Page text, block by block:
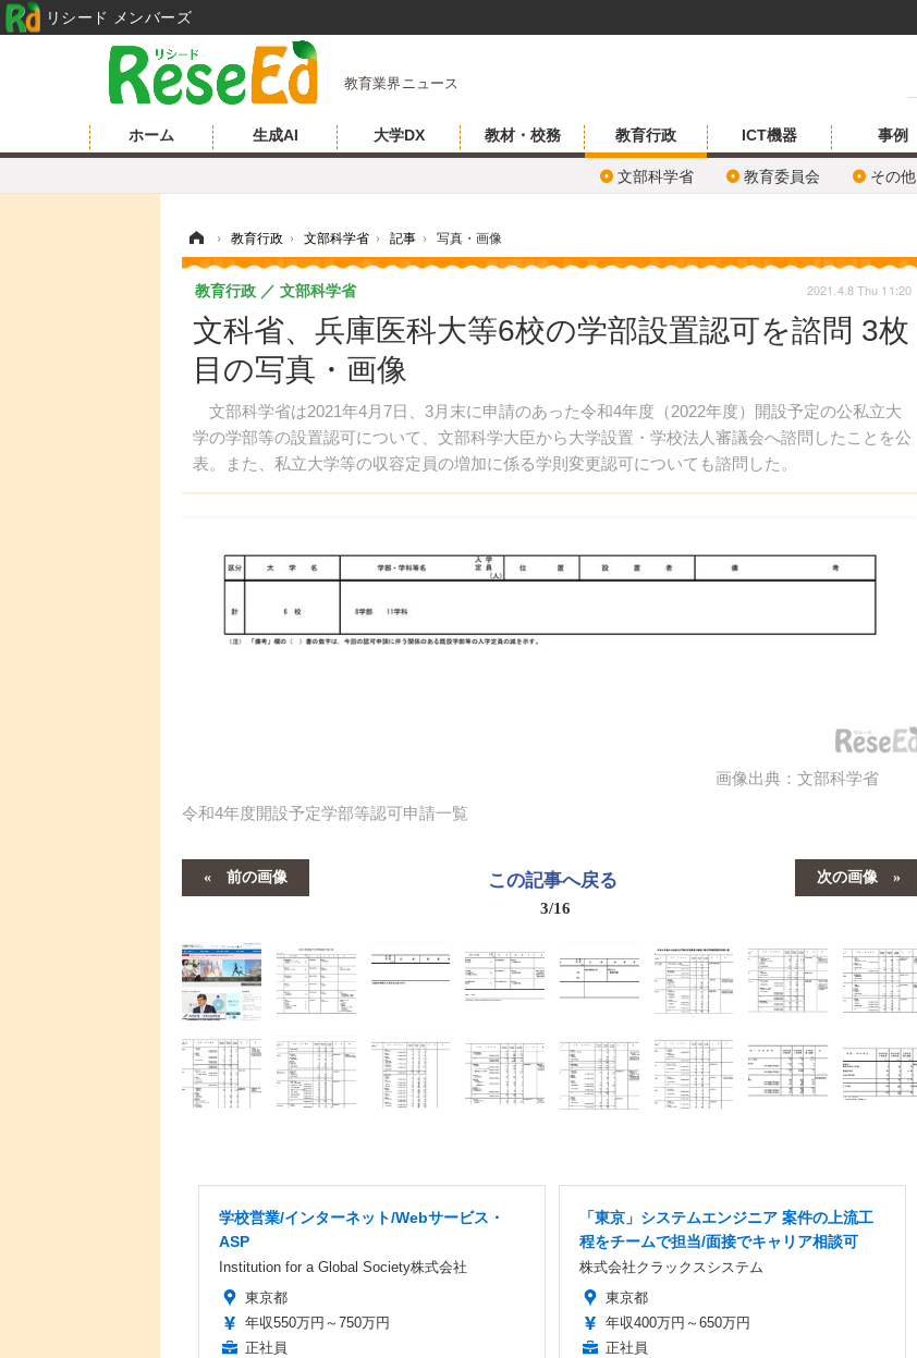
教育業界ニュース
ホーム 生成AI 大学DX 教材・校務 教育行政
文部科学省 教育委員会 その他
ICT機器 事例
› 教育行政 › 文部科学省 › 記事 › 写真・画像
文科省、兵庫医科大等6校の学部設置認可を諮問 3枚
目の写真・画像
文部科学省は2021年4月7日、3月末に申請のあった令和4年度（2022年度）開設予定の公私立大
学の学部等の設置認可について、文部科学大臣から大学設置・学校法人審議会へ諮問したことを公
表。また、私立大学等の収容定員の増加に係る学則変更認可についても諮問した。
教育行政 文部科学省 2021.4.8 Thu 11:20
画像出典：文部科学省
令和4年度開設予定学部等認可申請一覧
前の画像 次の画像
この記事へ戻る
3/16
学校営業/インターネット/Webサービス・
ASP
Institution for a Global Society株式会社
東京都
年収550万円～750万円
正社員
「東京」システムエンジニア 案件の上流工
程をチームで担当/面接でキャリア相談可
株式会社クラックスシステム
東京都
年収400万円～650万円
正社員
リシード メンバーズ